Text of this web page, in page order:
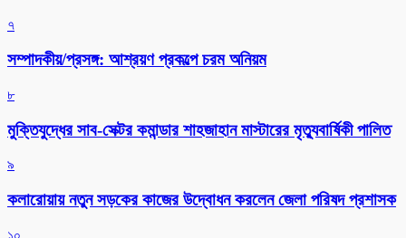
৭
সম্পাদকীয়/প্রসঙ্গ: আশ্রয়ণ প্রকল্পে চরম অনিয়ম
৮
মুক্তিযুদ্ধের সাব-সেক্টর কমান্ডার শাহজাহান মাস্টারের মৃত্যুবার্ষিকী পালিত
৯
কলারোয়ায় নতুন সড়কের কাজের উদ্বোধন করলেন জেলা পরিষদ প্রশাসক
১০